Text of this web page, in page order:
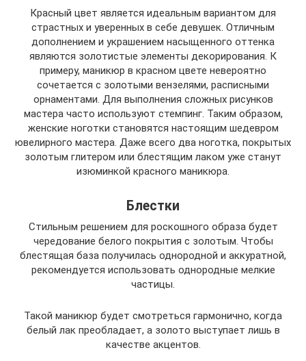
Красный цвет является идеальным вариантом для
страстных и уверенных в себе девушек. Отличным
дополнением и украшением насыщенного оттенка
являются золотистые элементы декорирования. К
примеру, маникюр в красном цвете невероятно
сочетается с золотыми вензелями, расписными
орнаментами. Для выполнения сложных рисунков
мастера часто используют стемпинг. Таким образом,
женские ноготки становятся настоящим шедевром
ювелирного мастера. Даже всего два ноготка, покрытых
золотым глитером или блестящим лаком уже станут
изюминкой красного маникюра.
Блестки
Стильным решением для роскошного образа будет
чередование белого покрытия с золотым. Чтобы
блестящая база получилась однородной и аккуратной,
рекомендуется использовать однородные мелкие
частицы.
Такой маникюр будет смотреться гармонично, когда
белый лак преобладает, а золото выступает лишь в
качестве акцентов.